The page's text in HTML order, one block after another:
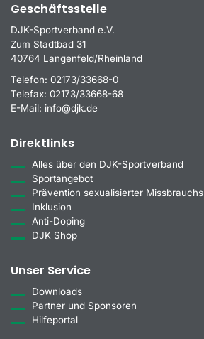
Geschäftsstelle
DJK-Sportverband e.V.
Zum Stadtbad 31
40764 Langenfeld/Rheinland
Telefon: 02173/33668-0
Telefax: 02173/33668-68
E-Mail: info@djk.de
Direktlinks
Alles über den DJK-Sportverband
Sportangebot
Prävention sexualisierter Missbrauchs
Inklusion
Anti-Doping
DJK Shop
Unser Service
Downloads
Partner und Sponsoren
Hilfeportal